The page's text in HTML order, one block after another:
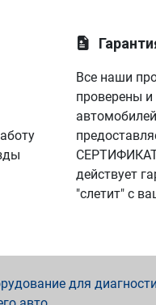
Все наши
проверены
действует
"слетит" с
для